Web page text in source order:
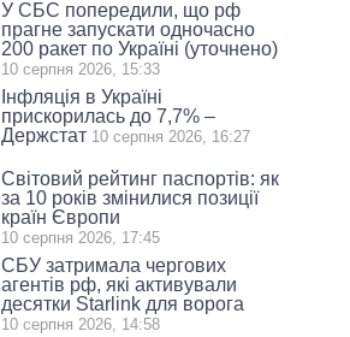
У СБС попередили, що рф
прагне запускати одночасно
200 ракет по Україні (уточнено)
10 серпня 2026, 15:33
Інфляція в Україні
прискорилась до 7,7% –
Держстат 10 серпня 2026, 16:27
Світовий рейтинг паспортів: як
за 10 років змінилися позиції
країн Європи
10 серпня 2026, 17:45
СБУ затримала чергових
агентів рф, які активували
десятки Starlink для ворога
10 серпня 2026, 14:58